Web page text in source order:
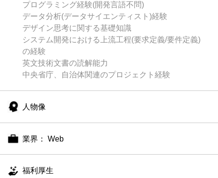
プログラミング経験(開発言語不問)
データ分析(データサイエンティスト)経験
デザイン思考に関する基礎知識
システム開発における上流工程(要求定義/要件定義)
の経験
英文技術文書の読解能力
中央省庁、自治体関連のプロジェクト経験
人物像
業界： Web
福利厚生